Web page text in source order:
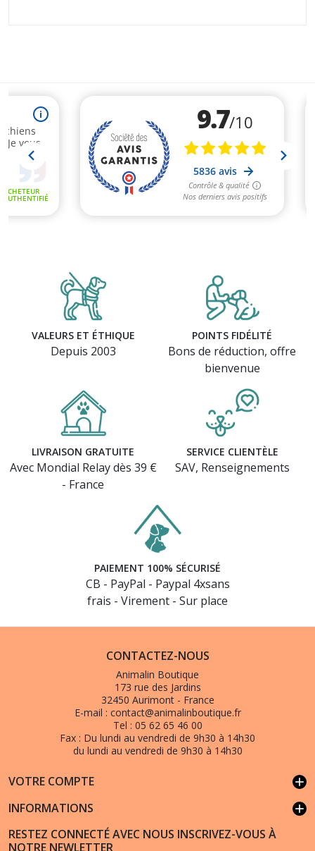
VALEURS ET ÉTHIQUE
Depuis 2003
POINTS FIDÉLITÉ
Bons de réduction, offre
bienvenue
LIVRAISON GRATUITE
Avec Mondial Relay dès 39 €
- France
SERVICE CLIENTÈLE
SAV, Renseignements
PAIEMENT 100% SÉCURISÉ
CB - PayPal - Paypal 4xsans
frais - Virement - Sur place
CONTACTEZ-NOUS
Animalin Boutique
173 rue des Jardins
32450 Aurimont - France
E-mail : contact@animalinboutique.fr
Tel : 05 62 65 46 00
Fax : Du lundi au vendredi de 9h30 à 14h30
du lundi au vendredi de 9h30 à 14h30
VOTRE COMPTE add
INFORMATIONS add
RESTEZ CONNECTÉ AVEC NOUS INSCRIVEZ-VOUS À
NOTRE NEWLETTER